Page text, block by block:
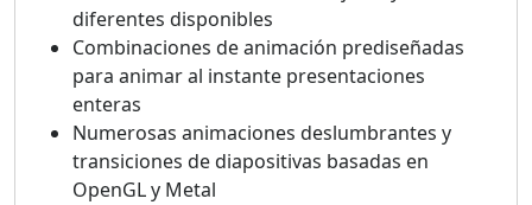
diferentes disponibles
Combinaciones de animación prediseñadas
para animar al instante presentaciones
enteras
Numerosas animaciones deslumbrantes y
transiciones de diapositivas basadas en
OpenGL y Metal